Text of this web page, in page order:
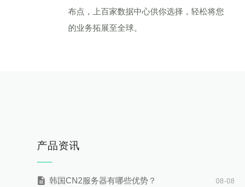
布点，上百家数据中心供你选择，轻松将您
的业务拓展至全球。
产品资讯
韩国CN2服务器有哪些优势？ 08-08